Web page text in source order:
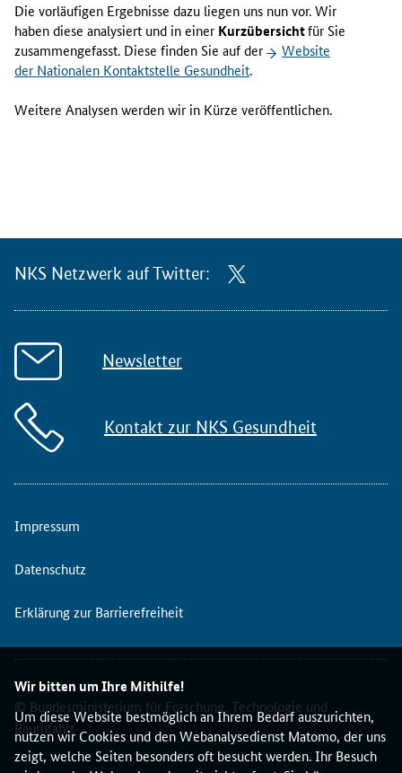
Wir bitten um Ihre Mithilfe!
Um diese Website bestmöglich an Ihrem Bedarf auszurichten,
nutzen wir Cookies und den Webanalysedienst Matomo, der uns
zeigt, welche Seiten besonders oft besucht werden. Ihr Besuch
Die vorläufigen Ergebnisse dazu liegen uns nun vor. Wir
haben diese analysiert und in einer Kurzübersichtfür Sie
zusammengefasst. Diese finden Sie auf der
Website
der Nationalen Kontaktstelle Gesundheit.
Weitere Analysen werden wir in Kürze veröffentlichen.
NKS Netzwerk auf Twitter:
Newsletter
Kontakt zur NKS Gesundheit
Impressum
Datenschutz
Erklärung zur Barrierefreiheit
© Bundesministerium für Forschung, Technologie und
Raumfahrt